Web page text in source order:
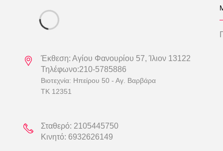
Έκθεση: Αγίου Φανουρίου 57, Ίλιον 13122
Τηλέφωνο:210-5785886
Βιοτεχνία: Ηπείρου 50 - Αγ. Βαρβάρα
ΤΚ 12351
Σταθερό: 2105445750
Κινητό: 6932626149